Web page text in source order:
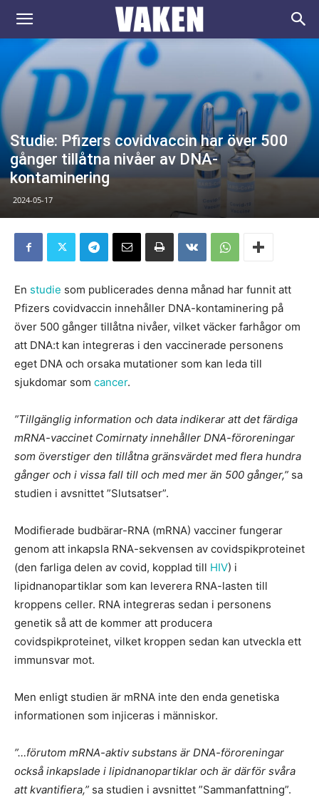
VAKEN.se
Studie: Pfizers covidvaccin har över 500
gånger tillåtna nivåer av DNA-
kontaminering
2024-05-17
En studie som publicerades denna månad har funnit att
Pfizers covidvaccin innehåller DNA-kontaminering på
över 500 gånger tillåtna nivåer, vilket väcker farhågor om
att DNA:t kan integreras i den vaccinerade personens
eget DNA och orsaka mutationer som kan leda till
sjukdomar som cancer.
”Tillgänglig information och data indikerar att det färdiga
mRNA-vaccinet Comirnaty innehåller DNA-föroreningar
som överstiger den tillåtna gränsvärdet med flera hundra
gånger och i vissa fall till och med mer än 500 gånger,” sa
studien i avsnittet ”Slutsatser”.
Modifierade budbärar-RNA (mRNA) vacciner fungerar
genom att inkapsla RNA-sekvensen av covidspikproteinet
(den farliga delen av covid, kopplad till HIV) i
lipidnanopartiklar som kan leverera RNA-lasten till
kroppens celler. RNA integreras sedan i personens
genetik så att de kommer att producera
covidspikproteinet, vilket kroppen sedan kan utveckla ett
immunsvar mot.
Men enligt studien är mRNA inte den enda genetiska
informationen som injiceras i människor.
”…förutom mRNA-aktiv substans är DNA-föroreningar
också inkapslade i lipidnanopartiklar och är därför svåra
att kvantifiera,” sa studien i avsnittet ”Sammanfattning”.